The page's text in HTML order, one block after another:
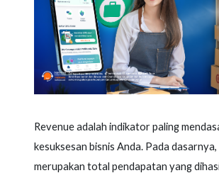
Revenue adalah indikator paling
kesuksesan bisnis Anda. Pada
merupakan total pendapatan yang